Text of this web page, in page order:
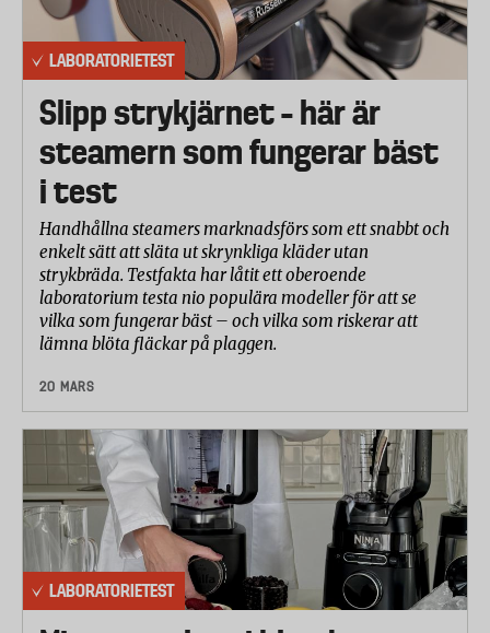
LABORATORIETEST
Slipp strykjärnet – här är
steamern som fungerar bäst
i test
Handhållna steamers marknadsförs som ett snabbt och
enkelt sätt att släta ut skrynkliga kläder utan
strykbräda. Testfakta har låtit ett oberoende
laboratorium testa nio populära modeller för att se
vilka som fungerar bäst – och vilka som riskerar att
lämna blöta fläckar på plaggen.
20 MARS
LABORATORIETEST